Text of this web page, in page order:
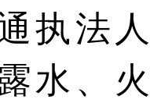
执法人
水、火